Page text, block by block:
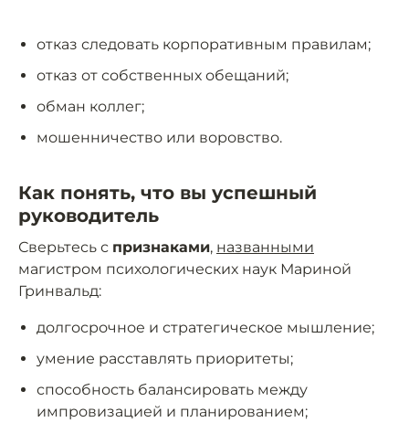
отказ следовать корпоративным правилам;
отказ от собственных обещаний;
обман коллег;
мошенничество или воровство.
Как понять, что вы успешный
руководитель
Сверьтесь с признаками, названными
магистром психологических наук Мариной
Гринвальд:
долгосрочное и стратегическое мышление;
умение расставлять приоритеты;
способность балансировать между
импровизацией и планированием;